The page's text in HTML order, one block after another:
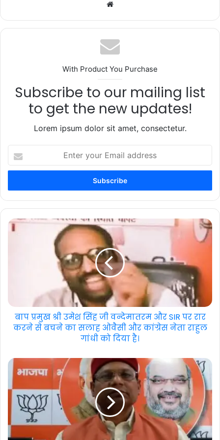
With Product You Purchase
Subscribe to our mailing list
to get the new updates!
Lorem ipsum dolor sit amet, consectetur.
your
Email
बाप प्रमुख श्री उमेश सिंह जी वन्देमातरम और SIR पर रार
करने से बचने का सलाह ओवैसी और कांग्रेस नेता राहुल
गांधी को दिया है।